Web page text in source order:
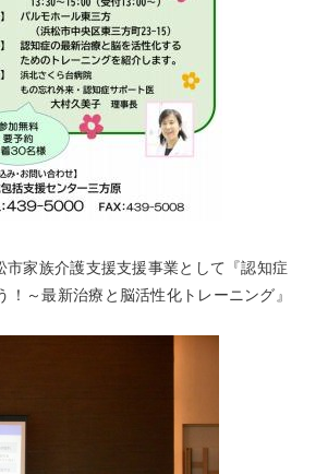
市家族介護支援支援事業として『認知症
！～最新治療と脳活性化トレーニング』